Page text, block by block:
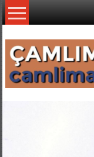
İçeriğe
geç